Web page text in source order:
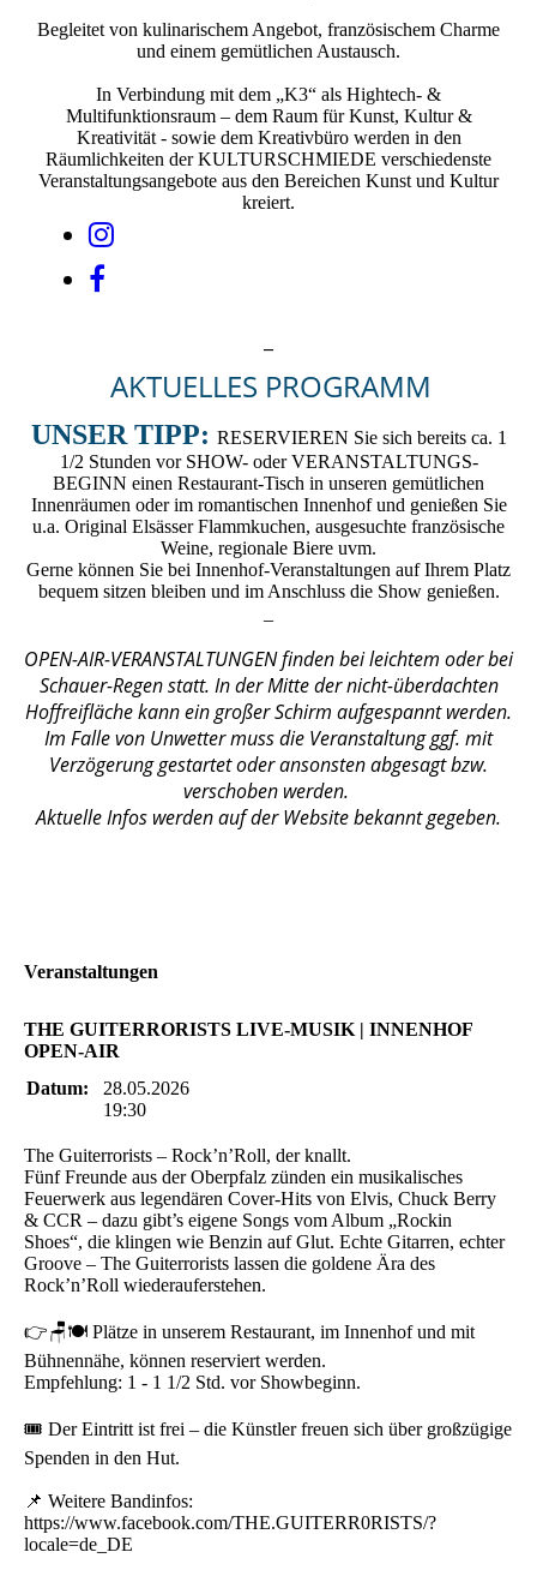
Begleitet von kulinarischem Angebot, französischem Charme
und einem gemütlichen Austausch.
In Verbindung mit dem „K3“ als Hightech- &
Multifunktionsraum – dem Raum für Kunst, Kultur &
Kreativität - sowie dem Kreativbüro werden in den
Räumlichkeiten der KULTURSCHMIEDE verschiedenste
Veranstaltungsangebote aus den Bereichen Kunst und Kultur
kreiert.
AKTUELLES PROGRAMM
UNSER TIPP: RESERVIEREN Sie sich bereits ca. 1
1/2 Stunden vor SHOW- oder VERANSTALTUNGS-
BEGINN einen Restaurant-Tisch in unseren gemütlichen
Innenräumen oder im romantischen Innenhof und genießen Sie
u.a. Original Elsässer Flammkuchen, ausgesuchte französische
Weine, regionale Biere uvm.
Gerne können Sie bei Innenhof-Veranstaltungen auf Ihrem Platz
bequem sitzen bleiben und im Anschluss die Show genießen.
OPEN-AIR-VERANSTALTUNGEN finden bei leichtem oder bei
Schauer-Regen statt. In der Mitte der nicht-überdachten
Hoffreifläche kann ein großer Schirm aufgespannt werden.
Im Falle von Unwetter muss die Veranstaltung ggf. mit
Verzögerung gestartet oder ansonsten abgesagt bzw.
verschoben werden.
Aktuelle Infos werden auf der Website bekannt gegeben.
Veranstaltungen
THE GUITERRORISTS LIVE-MUSIK | INNENHOF
OPEN-AIR
Datum:
28.05.2026
19:30
The Guiterrorists – Rock’n’Roll, der knallt.
Fünf Freunde aus der Oberpfalz zünden ein musikalisches
Feuerwerk aus legendären Cover-Hits von Elvis, Chuck Berry
& CCR – dazu gibt’s eigene Songs vom Album „Rockin
Shoes“, die klingen wie Benzin auf Glut. Echte Gitarren, echter
Groove – The Guiterrorists lassen die goldene Ära des
Rock’n’Roll wiederauferstehen.
👉🪑🍽️ Plätze in unserem Restaurant, im Innenhof und mit
Bühnennähe, können reserviert werden.
Empfehlung: 1 - 1 1/2 Std. vor Showbeginn.
🎟️ Der Eintritt ist frei – die Künstler freuen sich über großzügige
Spenden in den Hut.
📌 Weitere Bandinfos:
https://www.facebook.com/THE.GUITERR0RISTS/?
locale=de_DE